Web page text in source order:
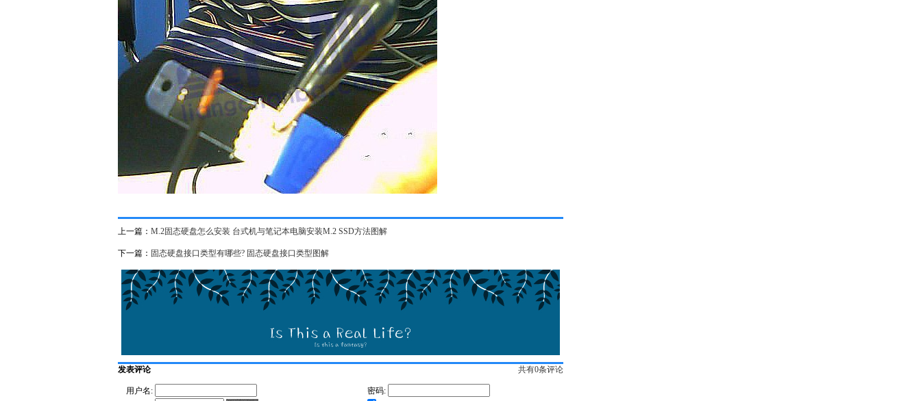
上一篇： M.2固态硬盘怎么安装 台式机与笔记本电脑安装M.2 SSD方法图解
下一篇： 固态硬盘接口类型有哪些? 固态硬盘接口类型图解
发表评论 共有0条评论
用户名:
密码: